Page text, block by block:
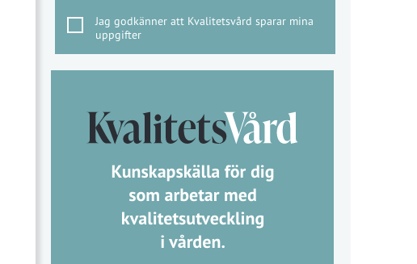
Jag godkänner att Kvalitetsvård sparar mina
uppgifter